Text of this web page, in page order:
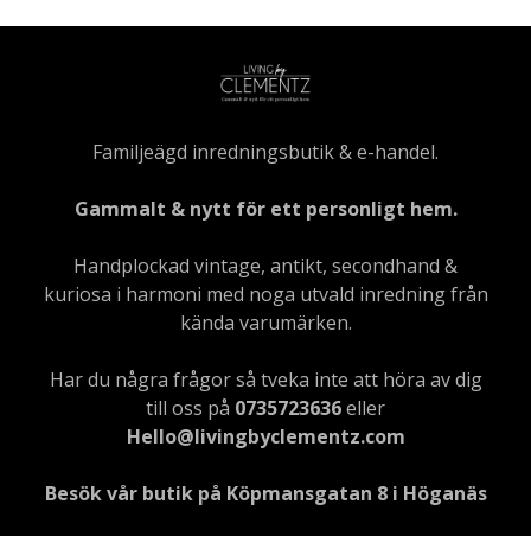
Familjeägd inredningsbutik & e-handel.
Gammalt & nytt för ett personligt hem.
Handplockad vintage, antikt, secondhand &
kuriosa i harmoni med noga utvald inredning från
kända varumärken.
Har du några frågor så tveka inte att höra av dig
till oss på 0735723636eller
Hello@livingbyclementz.com
Besök vår butik på Köpmansgatan 8 i Höganäs